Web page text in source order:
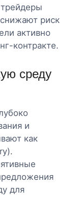
риск
активно
контракте.
среду
и
как
для